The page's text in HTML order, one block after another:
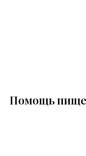
Помощь